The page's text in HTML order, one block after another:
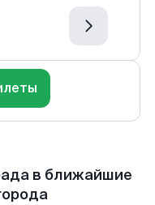
в ближайшие